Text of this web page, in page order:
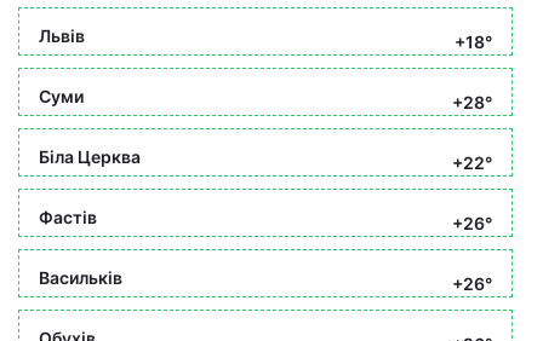
Львів +18°
Суми +28°
Біла Церква +22°
Фастів +26°
Васильків +26°